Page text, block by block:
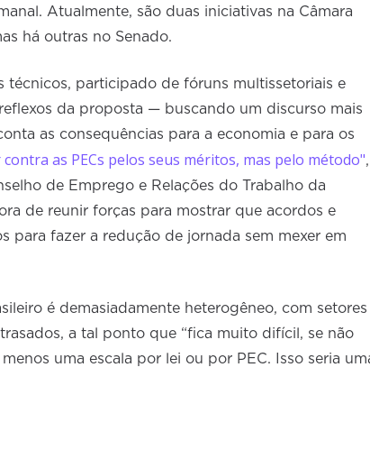
Atualmente, são duas iniciativas na Câmara
há outras no Senado.
participado de fóruns multissetoriais e
da proposta — buscando um discurso mais
as consequências para a economia e para os
as PECs pelos seus méritos, mas pelo método",
de Emprego e Relações do Trabalho da
de reunir forças para mostrar que acordos e
para fazer a redução de jornada sem mexer em
é demasiadamente heterogêneo, com setores
a tal ponto que “fica muito difícil, se não
uma escala por lei ou por PEC. Isso seria